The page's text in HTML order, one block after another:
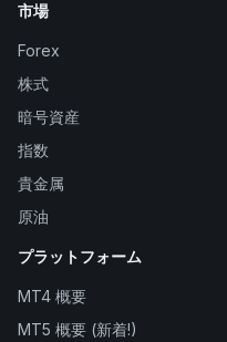
市場
Forex
株式
暗号資産
指数
貴金属
原油
プラットフォーム
MT4 概要
MT5 概要 (新着!)